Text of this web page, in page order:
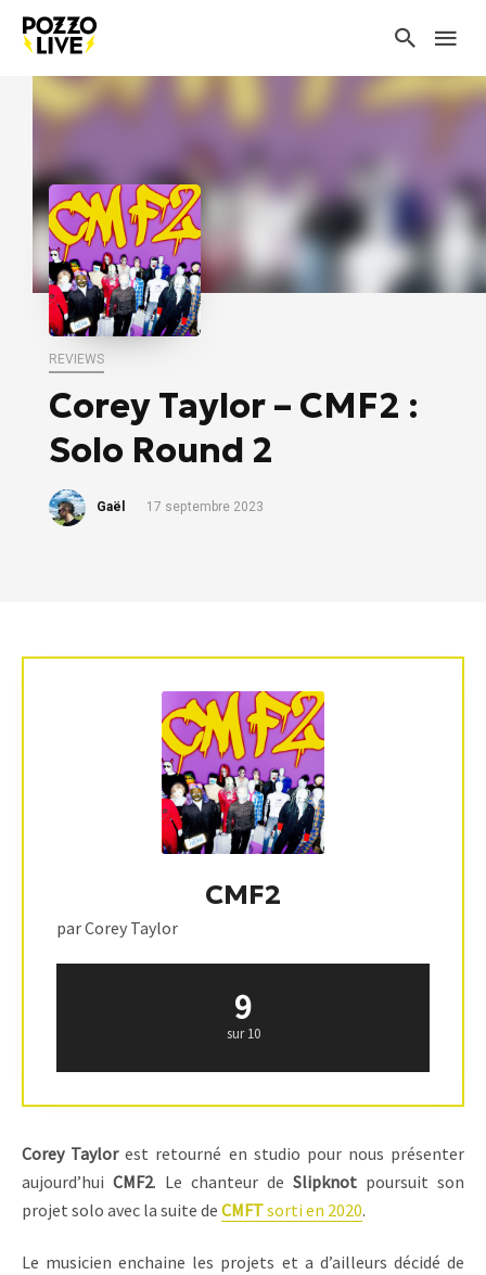
REVIEWS
Corey Taylor – CMF2 :
Solo Round 2
Gaël 17 septembre 2023
CMF2
par Corey Taylor
9
sur 10
Corey Taylorest retourné en studio pour nous présenter
aujourd’hui CMF2. Le chanteur de Slipknot poursuit son
projet solo avec la suite de CMFTsorti en 2020.
Le musicien enchaine les projets et a d’ailleurs décidé de